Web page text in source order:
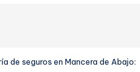
de seguros en Mancera de Abajo: